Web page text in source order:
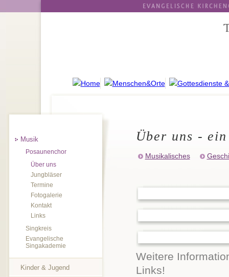
Musik
Posaunenchor
Über uns
Jungbläser
Termine
Fotogalerie
Kontakt
Links
Singkreis
Evangelische
Singakademie
Kinder & Jugend
Über uns -
Musikalisches
Weitere
Links!